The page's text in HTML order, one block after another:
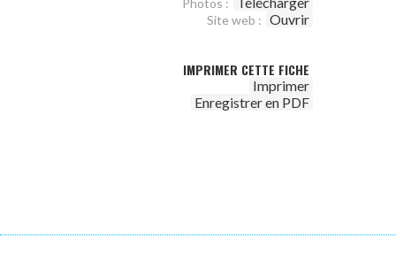
Photos :
Site web : Ouvrir
IMPRIMER CETTE FICHE
Imprimer
Enregistrer en PDF